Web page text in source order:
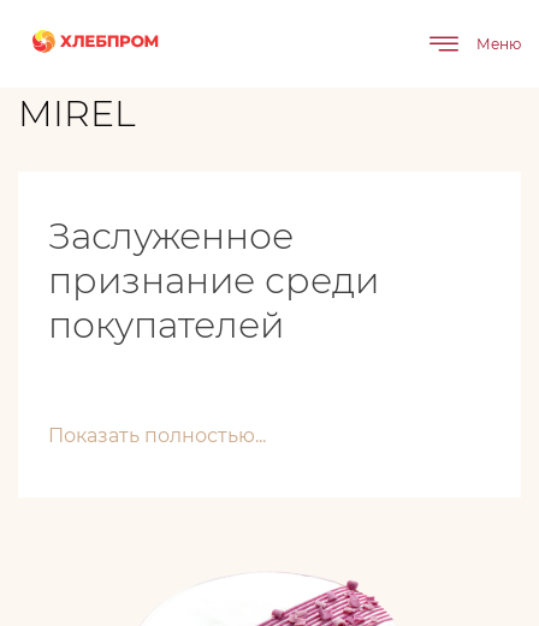
Меню
MIREL
Заслуженное
признание среди
покупателей
Показать полностью...